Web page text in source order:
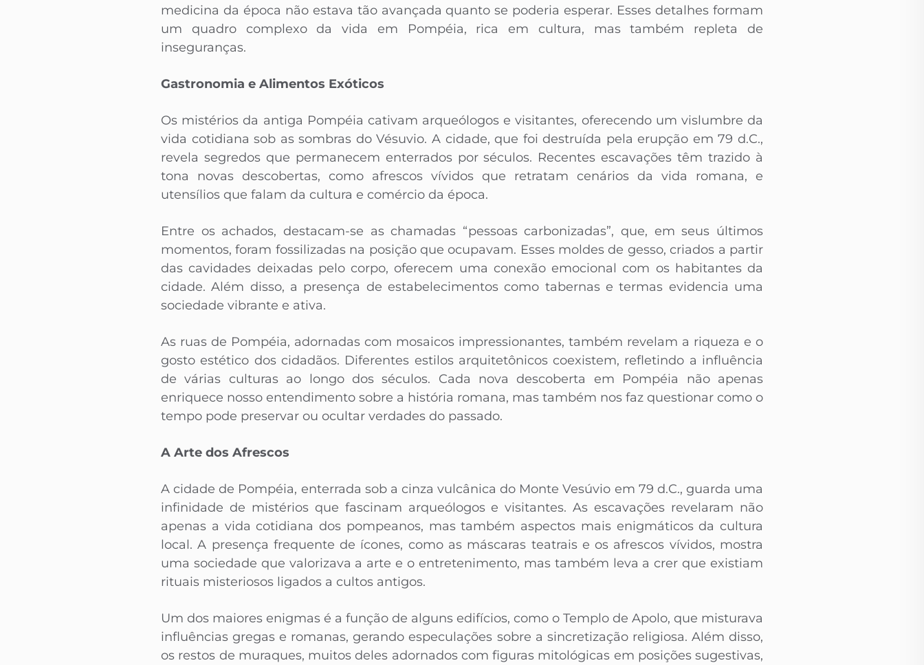
medicina da época não estava tão avançada quanto se poderia esperar. Esses detalhes formam
um quadro complexo da vida em Pompéia, rica em cultura, mas também repleta de
inseguranças.
Gastronomia e Alimentos Exóticos
Os mistérios da antiga Pompéia cativam arqueólogos e visitantes, oferecendo um vislumbre da
vida cotidiana sob as sombras do Vésuvio. A cidade, que foi destruída pela erupção em 79 d.C.,
revela segredos que permanecem enterrados por séculos. Recentes escavações têm trazido à
tona novas descobertas, como afrescos vívidos que retratam cenários da vida romana, e
utensílios que falam da cultura e comércio da época.
Entre os achados, destacam-se as chamadas “pessoas carbonizadas”, que, em seus últimos
momentos, foram fossilizadas na posição que ocupavam. Esses moldes de gesso, criados a partir
das cavidades deixadas pelo corpo, oferecem uma conexão emocional com os habitantes da
cidade. Além disso, a presença de estabelecimentos como tabernas e termas evidencia uma
sociedade vibrante e ativa.
As ruas de Pompéia, adornadas com mosaicos impressionantes, também revelam a riqueza e o
gosto estético dos cidadãos. Diferentes estilos arquitetônicos coexistem, refletindo a influência
de várias culturas ao longo dos séculos. Cada nova descoberta em Pompéia não apenas
enriquece nosso entendimento sobre a história romana, mas também nos faz questionar como o
tempo pode preservar ou ocultar verdades do passado.
A Arte dos Afrescos
A cidade de Pompéia, enterrada sob a cinza vulcânica do Monte Vesúvio em 79 d.C., guarda uma
infinidade de mistérios que fascinam arqueólogos e visitantes. As escavações revelaram não
apenas a vida cotidiana dos pompeanos, mas também aspectos mais enigmáticos da cultura
local. A presença frequente de ícones, como as máscaras teatrais e os afrescos vívidos, mostra
uma sociedade que valorizava a arte e o entretenimento, mas também leva a crer que existiam
rituais misteriosos ligados a cultos antigos.
Um dos maiores enigmas é a função de alguns edifícios, como o Templo de Apolo, que misturava
influências gregas e romanas, gerando especulações sobre a sincretização religiosa. Além disso,
os restos de muraques, muitos deles adornados com figuras mitológicas em posições sugestivas,